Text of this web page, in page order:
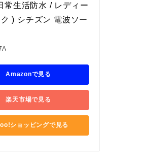
常生活防水 / レディー
) シチズン 電波ソー
Amazonで見る
楽天市場で見る
ショッピングで見る